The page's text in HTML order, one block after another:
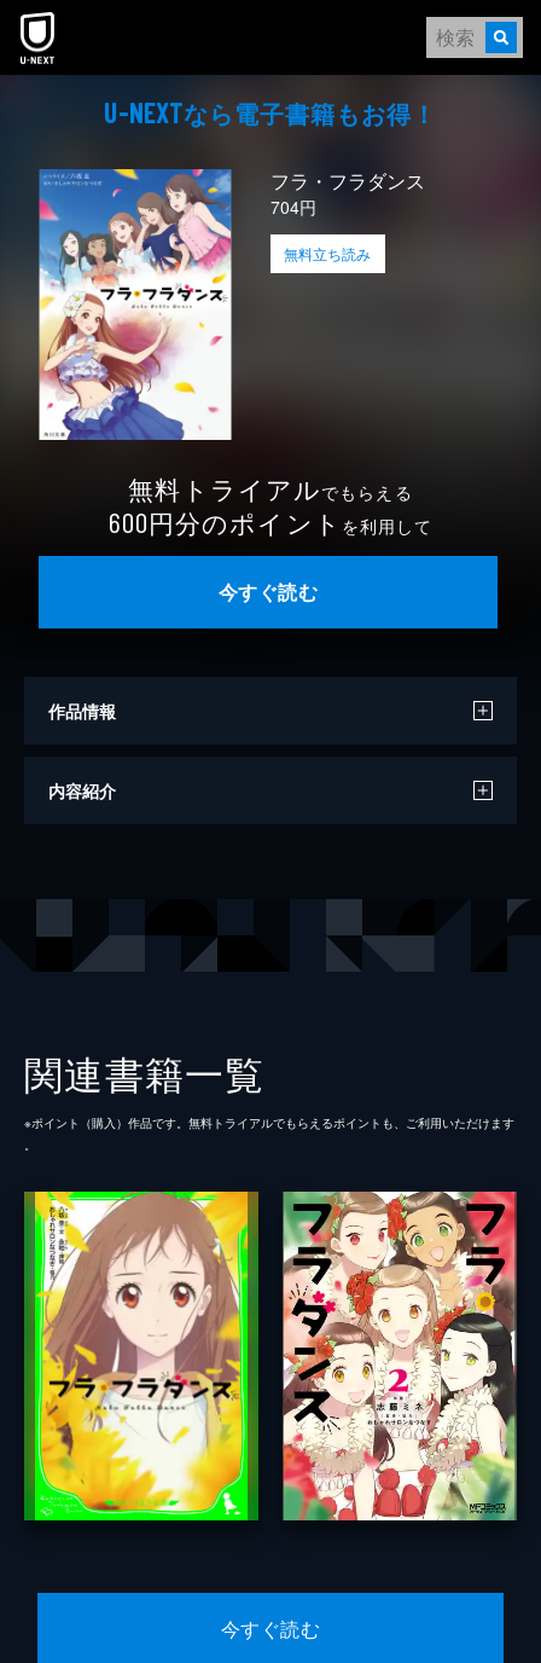
本文へスキップ
U-NEXTなら電⼦書籍もお得！
フラ・フラダンス
704円
無料立ち読み
無料トライアルでもらえる
600円分のポイント を利用して
今すぐ読む
作品情報
ノベライズ
内容紹介
関連書籍一覧
※ポイント（購⼊）作品です。無料トライアルでもらえるポイントも、ご利⽤いただけます
。
今すぐ読む